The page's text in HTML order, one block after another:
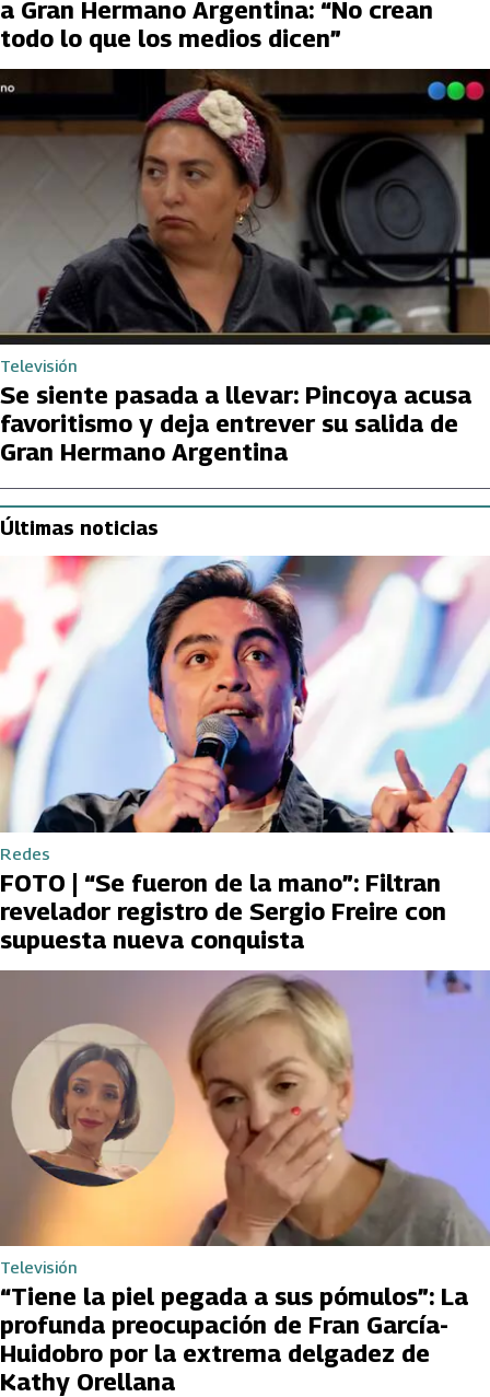
a Gran Hermano Argentina: “No crean
todo lo que los medios dicen”
Televisión
Se siente pasada a llevar: Pincoya acusa
favoritismo y deja entrever su salida de
Gran Hermano Argentina
Últimas noticias
Redes
FOTO | “Se fueron de la mano”: Filtran
revelador registro de Sergio Freire con
supuesta nueva conquista
Televisión
“Tiene la piel pegada a sus pómulos”: La
profunda preocupación de Fran García-
Huidobro por la extrema delgadez de
Kathy Orellana